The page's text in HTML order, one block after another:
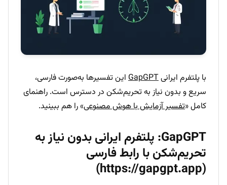
با پلتفرم ایرانیGapGPT این تفسیرها به‌صورت فارسی،
سریع و بدون نیاز به تحریم‌شکن در دسترس است. راهنمای
کامل «تفسیر آزمایش با هوش مصنوعی» را هم ببینید.
GapGPT: پلتفرم ایرانی بدون نیاز به
تحریم‌شکن با رابط فارسی
(https://gapgpt.app)